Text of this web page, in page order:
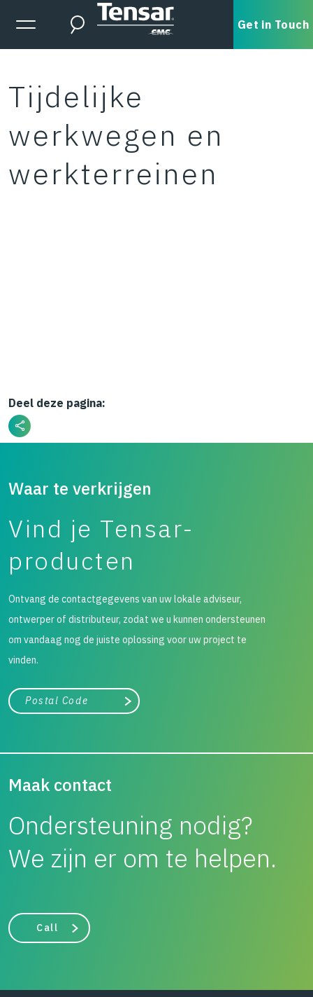
Skip to main content
Expanded Menu Toggle
Search Get in Touch
Tijdelijke
werkwegen en
werkterreinen
Deel deze pagina:
Waar te verkrijgen
Vind je Tensar-
producten
Ontvang de contactgegevens van uw lokale adviseur,
ontwerper of distributeur, zodat we u kunnen ondersteunen
om vandaag nog de juiste oplossing voor uw project te
vinden.
City, state, or zip/postal code
Search
Maak contact
Ondersteuning nodig?
We zijn er om te helpen.
Call